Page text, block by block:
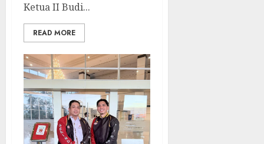
Ketua II Budi...
READ MORE